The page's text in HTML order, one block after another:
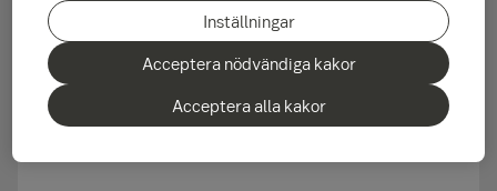
Factoring, även känt som faktura­finansiering, är
samlings­begreppet för när ett företag belånar eller säljer
sina fakturor. Det gör det möjligt för företag att öka sin
likviditet och snabbt få pengar på kontot genom att
frigöra kapital ur sina kundfordringar. Att belåna sina
fakturor är ett smidigt alternativ till traditionella
Inställningar
Acceptera nödvändiga kakor
Acceptera alla kakor